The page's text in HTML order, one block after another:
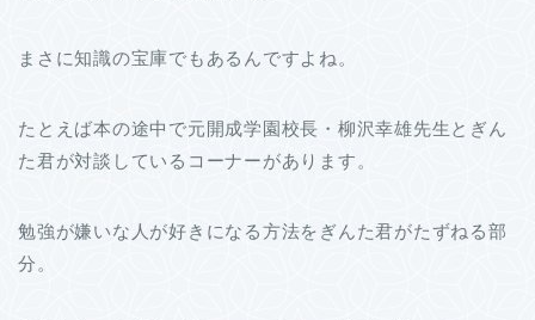
まさに知識の宝庫でもあるんですよね。
たとえば本の途中で元開成学園校長・柳沢幸雄先生とぎん
た君が対談しているコーナーがあります。
勉強が嫌いな人が好きになる方法をぎんた君がたずねる部
分。